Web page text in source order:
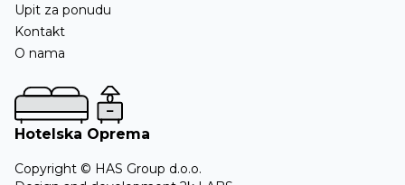
Upit za ponudu
Kontakt
O nama
Hotelska Oprema
Copyright © HAS Group d.o.o.